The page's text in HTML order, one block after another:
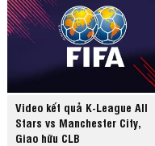
Video kết quả K-League All
Stars vs Manchester City,
Giao hữu CLB